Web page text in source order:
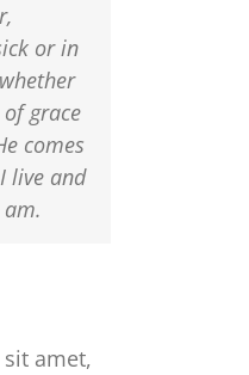
or in
of grace
comes
live and
amet,